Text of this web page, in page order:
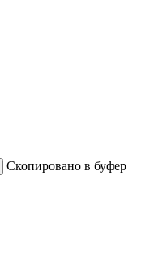
Скопировано в буфер